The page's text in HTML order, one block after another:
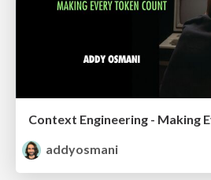
Context Engineering - Making
addyosmani